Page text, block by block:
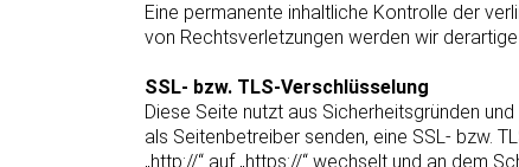
Eine permanente inhaltliche Kontrolle der
von Rechtsverletzungen werden wir
SSL- bzw. TLS-Verschlüsselung
Diese Seite nutzt aus Sicherheitsgründen
als Seitenbetreiber senden, eine SSL- bzw.
„http://“ auf „https://“ wechselt und an dem